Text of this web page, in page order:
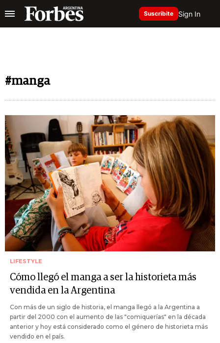
Suscribite Sign In
#manga
LIFESTYLE
Cómo llegó el manga a ser la historieta más
vendida en la Argentina
Con más de un siglo de historia, el manga llegó a la Argentina a
partir del 2000 con el aumento de las "comiquerías" en la década
anterior y hoy está considerado como el género de historieta más
vendido en el país.